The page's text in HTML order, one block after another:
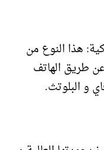
هذا النوع من
طريق الهاتف
و البلوتث.